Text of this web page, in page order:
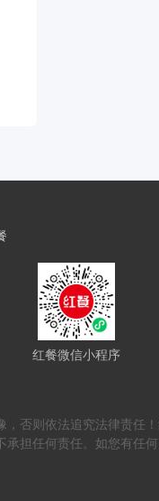
红餐微信小程序
否则依法追究法律责任
担任何责任。如您有任何